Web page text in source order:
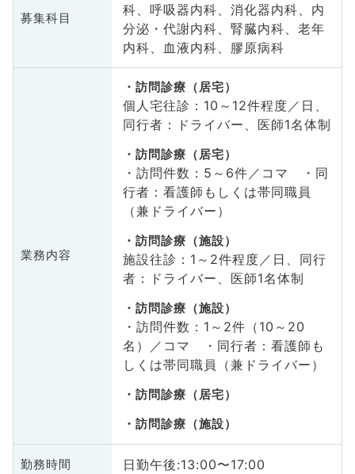
募集科目
科、呼吸器内科、消化器内科、内
分泌・代謝内科、腎臓内科、老年
内科、血液内科、膠原病科
業務内容
訪問診療（居宅）
個人宅往診：10～12件程度／日、
同行者：ドライバー、医師1名体制
訪問診療（居宅）
・訪問件数：5～6件／コマ ・同
行者：看護師もしくは帯同職員
（兼ドライバー）
訪問診療（施設）
施設往診：1～2件程度／日、同行
者：ドライバー、医師1名体制
訪問診療（施設）
・訪問件数：1～2件（10～20
名）／コマ ・同行者：看護師も
しくは帯同職員（兼ドライバー）
訪問診療（居宅）
訪問診療（施設）
勤務時間 日勤午後:13:00〜17:00